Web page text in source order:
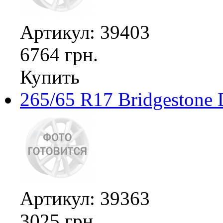
Артикул: 39403
6764 грн.
Купить
265/65 R17
Артикул: 39363